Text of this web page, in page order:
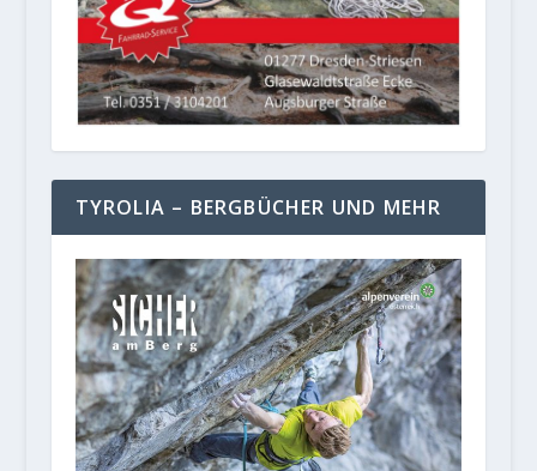
TYROLIA – BERGBÜCHER UND MEHR